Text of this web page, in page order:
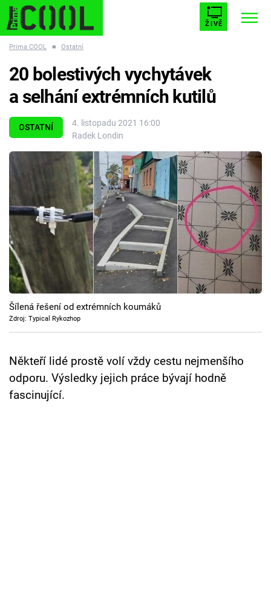
ŽIVĚ
ESCAPE PLNEJ KOTEL AVENGERS 5
Témata
Filmy
Seriály
Hry
Cool Esport
Pořady
Sledujte prima+
Prima COOL ■ Ostatní
OSTATNÍ
4. listopadu 2021 16:00
Radek Londin
20 bolestivých vychytávek
a selhání extrémních kutilů
Šílená řešení od extrémních koumáků
Zdroj: Typical Rykozhop
Někteří lidé prostě volí vždy cestu nejmenšího
odporu. Výsledky jejich práce bývají hodně
fascinující.